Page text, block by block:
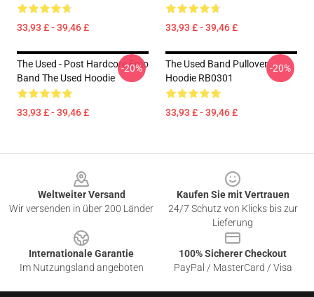
33,93 £ - 39,46 £ 33,93 £ - 39,46 £
The Used - Post Hardcore Emo
Band The Used Hoodie
33,93 £ - 39,46 £
-20%
The Used Band Pullover
Hoodie RB0301
33,93 £ - 39,46 £
-20%
Weltweiter Versand
Wir versenden in über 200 Länder
Kaufen Sie mit Vertrauen
24/7 Schutz von Klicks bis zur
Lieferung
Internationale Garantie
Im Nutzungsland angeboten
100% Sicherer Checkout
PayPal / MasterCard / Visa